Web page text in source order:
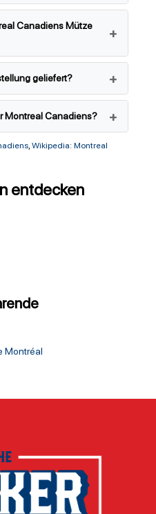
Canadiens Mütze
geliefert?
Montreal Canadiens?
, Wikipedia: Montreal
entdecken
Montréal